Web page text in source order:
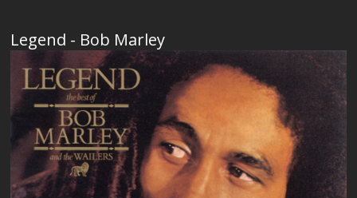
Legend - Bob Marley